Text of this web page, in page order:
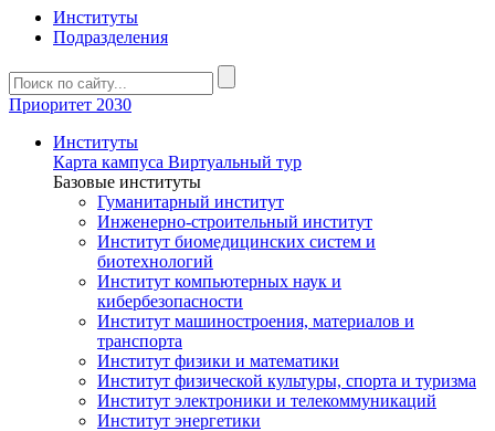
Институты
Подразделения
Приоритет 2030
Институты
Карта кампуса Виртуальный тур
Базовые институты
Гуманитарный институт
Инженерно-строительный институт
Институт биомедицинских систем и
биотехнологий
Институт компьютерных наук и
кибербезопасности
Институт машиностроения, материалов и
транспорта
Институт физики и математики
Институт физической культуры, спорта и туризма
Институт электроники и телекоммуникаций
Институт энергетики